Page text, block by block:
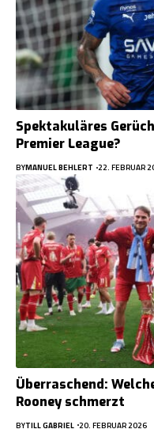
Spektakuläres
Premier League?
BYMANUEL BEHLERT 22. FEBRUAR
Überraschend:
Rooney schmerzt
BYTILL GABRIEL 20. FEBRUAR 2026